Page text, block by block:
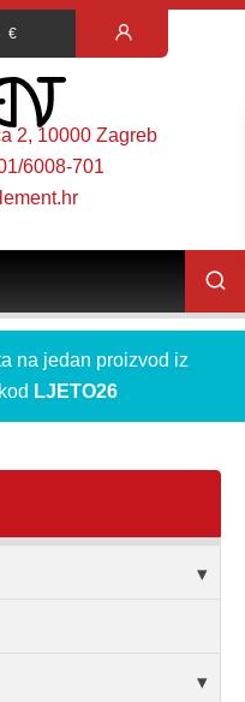
€
2, 10000 Zagreb
6008-701
na jedan proizvod iz
LJETO26